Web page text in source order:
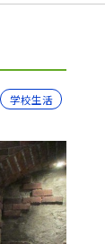
学校生活